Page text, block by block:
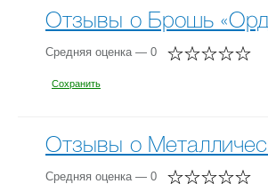
Отзывы о Брошь
Средняя оценка — 0
Сохранить
Отзывы о
Средняя оценка — 0